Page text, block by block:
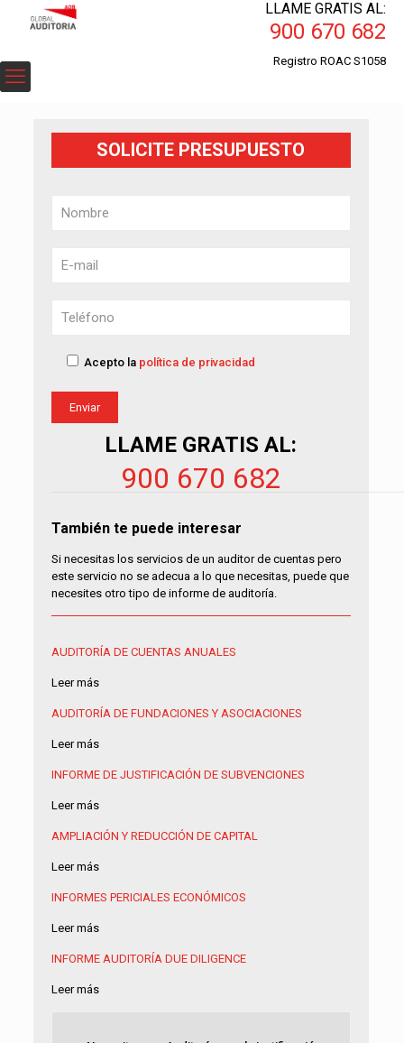
LLAME GRATIS AL:
900 670 682
Registro ROAC S1058
SOLICITE PRESUPUESTO
Acepto la política de privacidad
LLAME GRATIS AL:
900 670 682
También te puede interesar
Si necesitas los servicios de un auditor de cuentas pero
este servicio no se adecua a lo que necesitas, puede que
necesites otro tipo de informe de auditoría.
AUDITORÍA DE CUENTAS ANUALES
Leer más
AUDITORÍA DE FUNDACIONES Y ASOCIACIONES
Leer más
INFORME DE JUSTIFICACIÓN DE SUBVENCIONES
Leer más
AMPLIACIÓN Y REDUCCIÓN DE CAPITAL
Leer más
INFORMES PERICIALES ECONÓMICOS
Leer más
INFORME AUDITORÍA DUE DILIGENCE
Leer más